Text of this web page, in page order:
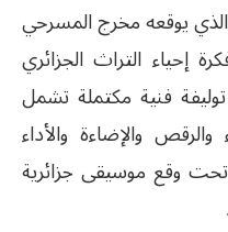
الذي يوقعه مخرج المسرحي
إحياء التراث الجزائري
فنية مكتملة تشمل
والإضاءة والأداء
وقع موسيقى جزائرية